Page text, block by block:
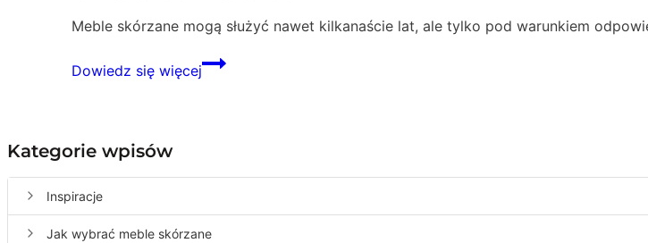
Meble skórzane mogą służyć nawet kilkanaście lat, ale tylko pod warunkiem
Dowiedz się więcej
Jak
15
lat?
Kategorie wpisów
Inspiracje
Jak wybrać meble skórzane